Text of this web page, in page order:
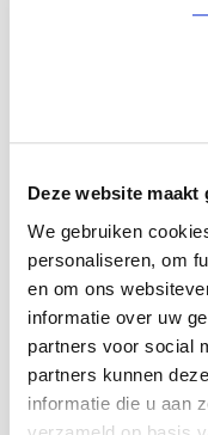
Deze website
We gebruiken
personaliseren, om
en om ons
informatie over uw
partners voor social
partners kunnen
informatie die u aan